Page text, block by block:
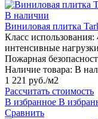
В наличии
Виниловая плитка
Класс использования:
интенсивные нагрузки
Пожарная
Наличие товара: В
1 221 руб./м2
Рассчитать стоимость
В избранное В
Сравнить